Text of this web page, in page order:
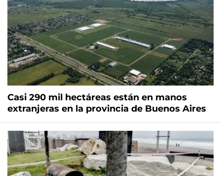
Casi 290 mil hectáreas están en manos
extranjeras en la provincia de Buenos Aires